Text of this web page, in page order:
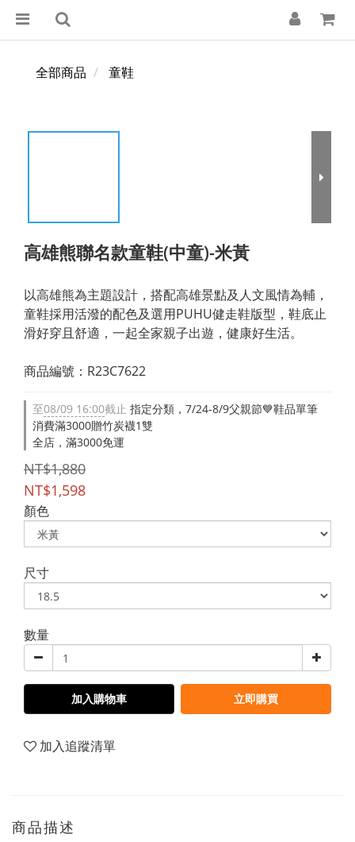
全部商品 童鞋
高雄熊聯名款童鞋(中童)-米黃
以高雄熊為主題設計，搭配高雄景點及人文風情為輔，
童鞋採用活潑的配色及選用PUHU健走鞋版型，鞋底止
滑好穿且舒適，一起全家親子出遊，健康好生活。
商品編號：R23C7622
至08/09 16:00截止 指定分類，7/24-8/9父親節💙鞋品單筆
消費滿3000贈竹炭襪1雙
全店，滿3000免運
NT$1,880
NT$1,598
顏色
尺寸
數量
加入購物車 立即購買
加入追蹤清單
商品描述